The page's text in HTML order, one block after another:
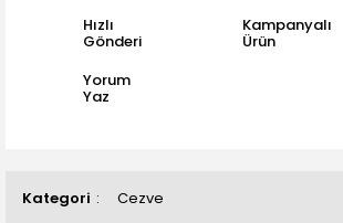
Kategori Cezve
Hızlı
Gönderi
Kampanyalı
Ürün
Yorum
Yaz